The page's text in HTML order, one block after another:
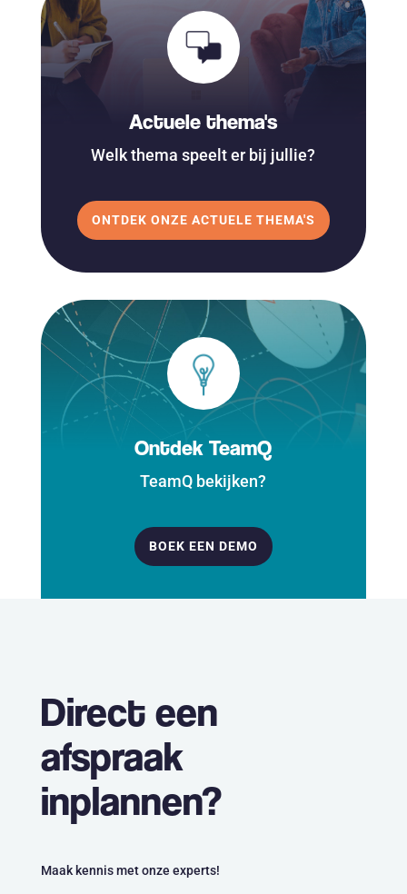
Actuele thema's
Welk thema speelt er bij jullie?
ONTDEK ONZE ACTUELE THEMA'S
Ontdek TeamQ
TeamQ bekijken?
BOEK EEN DEMO
Direct een
afspraak
inplannen?
Maak kennis met onze experts!